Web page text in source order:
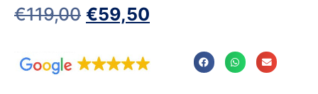
€119,00 €59,50